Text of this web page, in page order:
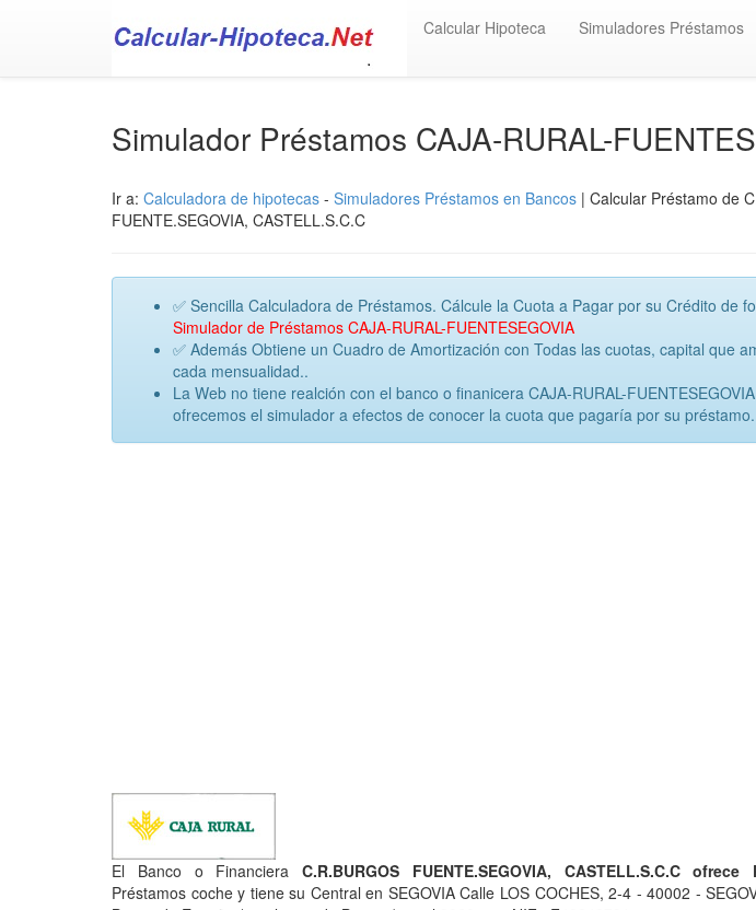
Calcular Hipoteca Simuladores Préstamos
Simulador Préstamos CAJA-RURAL-
Ir a: Calculadora de hipotecas - Simuladores Préstamos en Bancos | Calcular Préstamo de
FUENTE.SEGOVIA, CASTELL.S.C.C
✅ Sencilla Calculadora de Préstamos. Cálcule la Cuota a Pagar por su Crédito de
Simulador de Préstamos CAJA-RURAL-FUENTESEGOVIA
✅ Además Obtiene un Cuadro de Amortización con Todas las cuotas, capital que
cada mensualidad..
La Web no tiene realción con el banco o finanicera CAJA-RURAL-
ofrecemos el simulador a efectos de conocer la cuota que pagaría por su préstamo.
El Banco o FinancieraC.R.BURGOS FUENTE.SEGOVIA, CASTELL.S.C.C
Préstamos coche y tiene su Central en SEGOVIA Calle LOS COCHES, 2-4 - 40002 -